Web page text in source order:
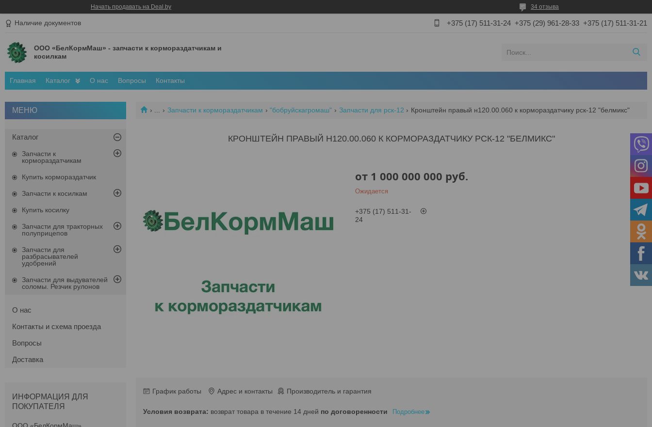
Начать продавать на Deal.by 34 отзыва
Наличие документов +375 (17) 511-31-24 +375 (29) 961-28-33 +375 (17) 511-31-21
ООО «БелКормМаш» - запчасти к кормораздатчикам и
косилкам
Главная Каталог О нас Вопросы Контакты
Запчасти к кормораздатчикам "бобруйскагромаш" Запчасти для рск-12 Кронштейн правый н120.00.060 к кормораздатчику рск-12 "белмикс"
КРОНШТЕЙН ПРАВЫЙ Н120.00.060 К КОРМОРАЗДАТЧИКУ РСК-12 "БЕЛМИКС"
от 1 000 000 000 руб.
Ожидается
+375 (17) 511-31-
24
График работы Адрес и контакты Производитель и гарантия
возврат товара в течение 14 дней по договоренности Подробнее
Каталог
Запчасти к
кормораздатчикам
Купить кормораздатчик
Запчасти к косилкам
Купить косилку
Запчасти для тракторных
полуприцепов
Запчасти для
разбрасывателей
удобрений
Запчасти для выдувателей
соломы. Резчик рулонов
О нас
Контакты и схема проезда
Вопросы
Доставка
ИНФОРМАЦИЯ ДЛЯ
ПОКУПАТЕЛЯ